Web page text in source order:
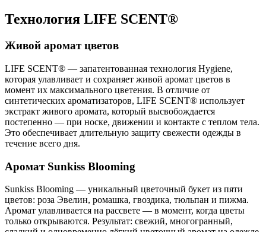
Технология LIFE SCENT®
Живой аромат цветов
LIFE SCENT® — запатентованная технология Hygiene,
которая улавливает и сохраняет живой аромат цветов в
момент их максимального цветения. В отличие от
синтетических ароматизаторов, LIFE SCENT® использует
экстракт живого аромата, который высвобождается
постепенно — при носке, движении и контакте с теплом тела.
Это обеспечивает длительную защиту свежести одежды в
течение всего дня.
Аромат Sunkiss Blooming
Sunkiss Blooming — уникальный цветочный букет из пяти
цветов: роза Эвелин, ромашка, гвоздика, тюльпан и пижма.
Аромат улавливается на рассвете — в момент, когда цветы
только открываются. Результат: свежий, многогранный,